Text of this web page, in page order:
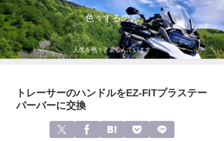
色々するのん
人生を色々と楽しんでいます
トレーサーのハンドルをEZ-FITプラステー
パーバーに交換